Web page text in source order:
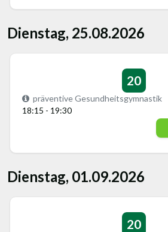
Dienstag, 25.08.2026
20
präventive Gesundheitsgymnastik
18:15 - 19:30
Dienstag, 01.09.2026
20